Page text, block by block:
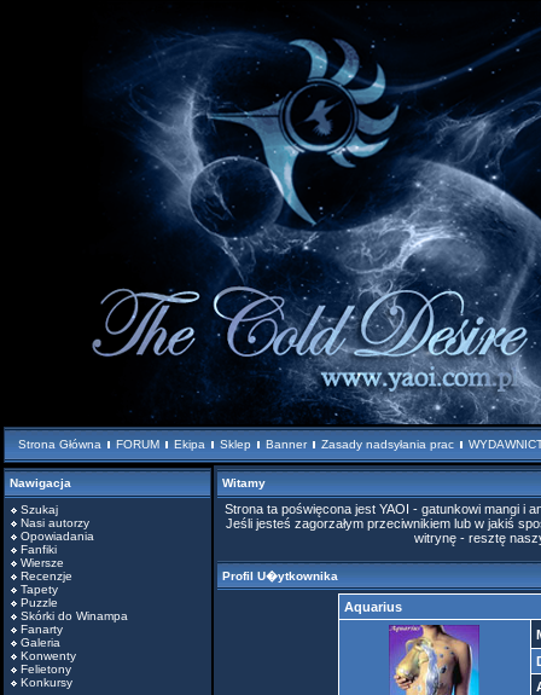
Strona Główna FORUM Ekipa Sklep Banner Zasady nadsyłania prac
Nawigacja
Szukaj
Nasi autorzy
Opowiadania
Fanfiki
Wiersze
Recenzje
Tapety
Puzzle
Skórki do Winampa
Fanarty
Galeria
Konwenty
Felietony
Konkursy
Witamy
Strona ta poświęcona jest YAOI - gatunkowi mangi i
Jeśli jesteś zagorzałym przeciwnikiem lub w jakiś
witrynę - resztę
Profil U�ytkownika
Aquarius